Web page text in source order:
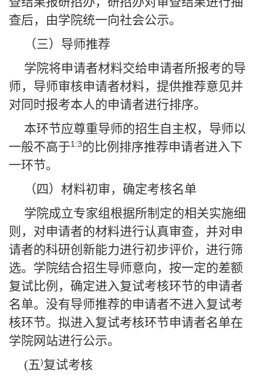
查后，由学院统一向社会公示。
（三）导师推荐
学院将申请者材料交给申请者所报考的导
师，导师审核申请者材料，提供推荐意见并
对同时报考本人的申请者进行排序。
本环节应尊重导师的招生自主权，导师以
一般不高于1:3的比例排序推荐申请者进入下
一环节。
（四）材料初审，确定考核名单
学院成立专家组根据所制定的相关实施细
则，对申请者的材料进行认真审查，并对申
请者的科研创新能力进行初步评价，进行筛
选。学院结合招生导师意向，按一定的差额
复试比例，确定进入复试考核环节的申请者
名单。没有导师推荐的申请者不进入复试考
核环节。拟进入复试考核环节申请者名单在
学院网站进行公示。
(五)复试考核